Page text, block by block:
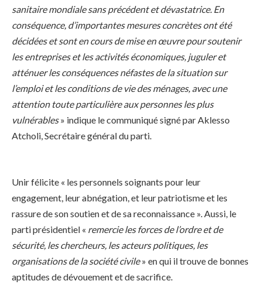
sanitaire mondiale sans précédent et dévastatrice. En
conséquence, d’importantes mesures concrètes ont été
décidées et sont en cours de mise en œuvre pour soutenir
les entreprises et les activités économiques, juguler et
atténuer les conséquences néfastes de la situation sur
l’emploi et les conditions de vie des ménages, avec une
attention toute particulière aux personnes les plus
vulnérables» indique le communiqué signé par Aklesso
Atcholi, Secrétaire général du parti.
Unir félicite « les personnels soignants pour leur
engagement, leur abnégation, et leur patriotisme et les
rassure de son soutien et de sa reconnaissance ». Aussi, le
parti présidentiel « remercie les forces de l’ordre et de
sécurité, les chercheurs, les acteurs politiques, les
organisations de la société civile» en qui il trouve de bonnes
aptitudes de dévouement et de sacrifice.